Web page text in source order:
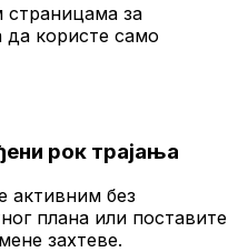
страницама за
да користе само
рок трајања
активним без
плана или поставите
захтеве.